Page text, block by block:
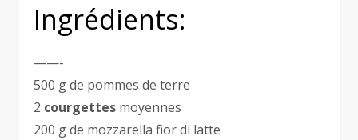
Ingrédients:
——-
500 g de pommes de terre
2 courgettes moyennes
200 g de mozzarella fior di latte